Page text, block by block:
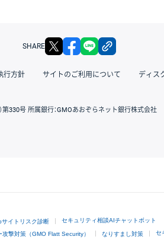
SHARE X facebook
行方針 サイトのご利用について ディス
第330号 所属銀行：GMOあおぞらネット銀行株式会社
サイトリスク診断 セキュリティ相談AIチャットボット
攻撃対策（GMO Flatt Security） なりすまし対策 セ